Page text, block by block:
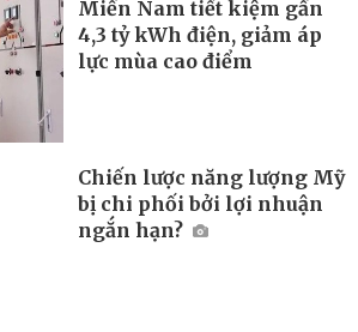
Miền Nam tiết kiệm gần
4,3 tỷ kWh điện, giảm áp
lực mùa cao điểm
Chiến lược năng lượng Mỹ
bị chi phối bởi lợi nhuận
ngắn hạn?